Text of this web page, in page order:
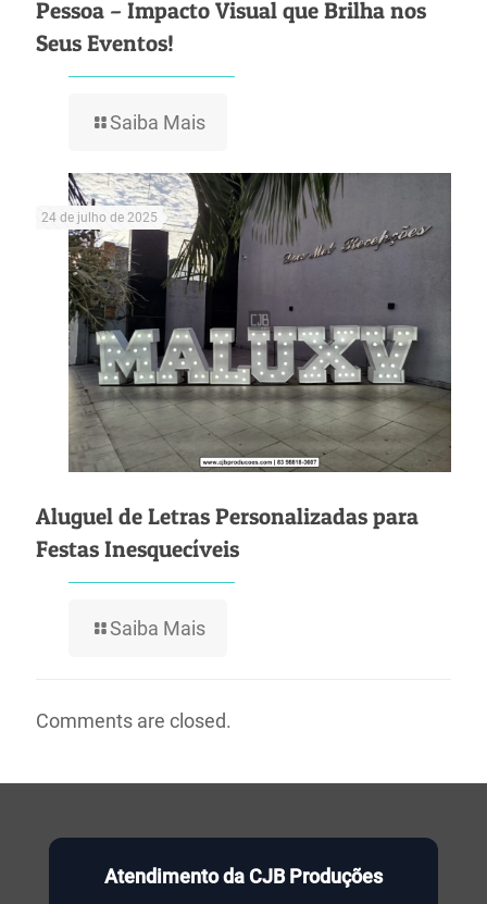
Pessoa – Impacto Visual que Brilha nos
Seus Eventos!
Saiba Mais
24 de julho de 2025
Aluguel de Letras Personalizadas para
Festas Inesquecíveis
Saiba Mais
Comments are closed.
Atendimento da CJB Produções